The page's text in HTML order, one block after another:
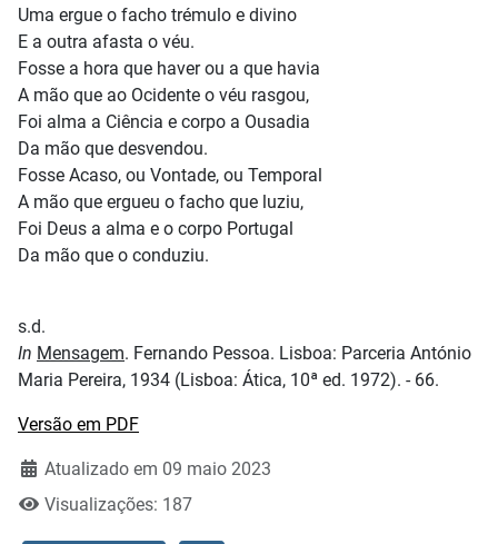
Uma ergue o facho trémulo e divino
E a outra afasta o véu.
Fosse a hora que haver ou a que havia
A mão que ao Ocidente o véu rasgou,
Foi alma a Ciência e corpo a Ousadia
Da mão que desvendou.
Fosse Acaso, ou Vontade, ou Temporal
A mão que ergueu o facho que luziu,
Foi Deus a alma e o corpo Portugal
Da mão que o conduziu.
s.d.
In Mensagem. Fernando Pessoa. Lisboa: Parceria António
Maria Pereira, 1934 (Lisboa: Ática, 10ª ed. 1972). - 66.
Versão em PDF
Atualizado em 09 maio 2023
Visualizações: 187